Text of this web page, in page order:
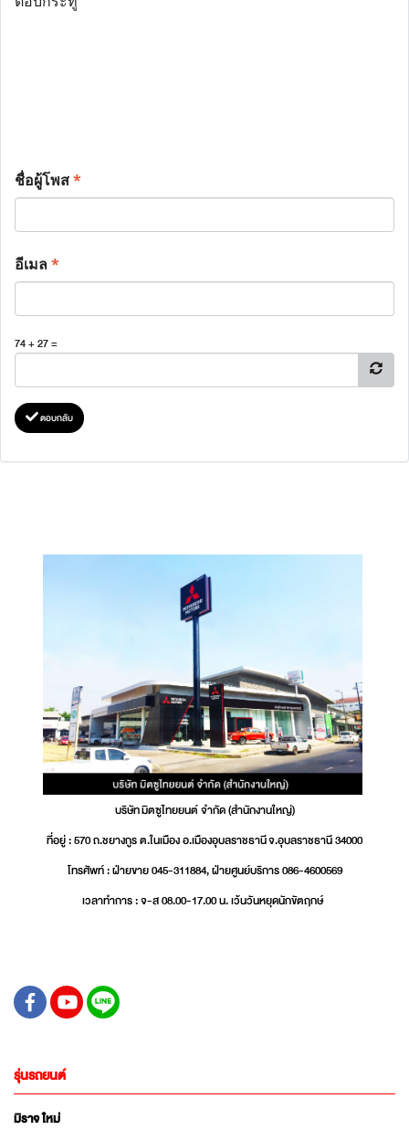
ชื่อผู้โพส*
อีเมล*
74 + 27 =
ตอบกลับ
บริษัท มิตซูไทยยนต์ จำกัด (สำนักงานใหญ่)
ที่อยู่ : 570 ถ.ชยางกูร ต.ในเมือง อ.เมืองอุบลราชธานี จ.อุบลราชธานี 34000
โทรศัพท์ : ฝ่ายขาย 045-311884, ฝ่ายศูนย์บริการ 086-4600569
เวลาทำการ : จ-ส 08.00-17.00 น. เว้นวันหยุดนักขัตฤกษ์
รุ่นรถยนต์
มิราจ ใหม่